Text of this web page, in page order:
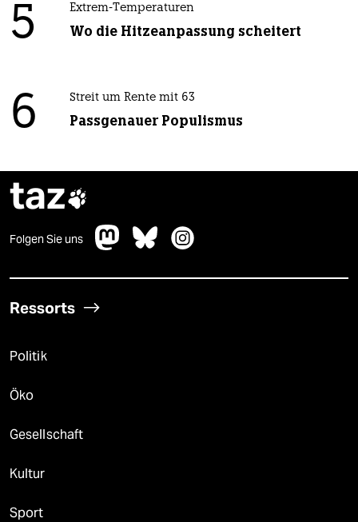
5 Extrem-Temperaturen
Wo die Hitzeanpassung scheitert
6 Streit um Rente mit 63
Passgenauer Populismus
taz
Folgen Sie uns
Ressorts
Politik
Öko
Gesellschaft
Kultur
Sport